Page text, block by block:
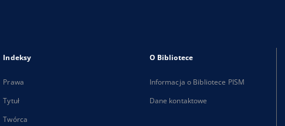
Indeksy
Prawa
Tytuł
Twórca
O Bibliotece
Informacja o Bibliotece PISM
Dane kontaktowe